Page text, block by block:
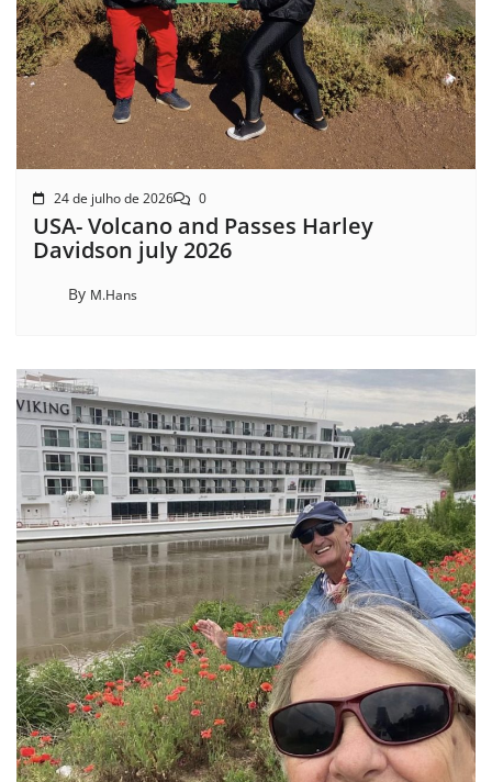
24 de julho de 2026 0
USA- Volcano and Passes Harley
Davidson july 2026
By M.Hans